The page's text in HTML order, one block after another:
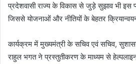
प्रदेशवासी राज्य के विकास से जुड़े सुझाव भी इस
जिससे योजनाओं और नीतियों के बेहतर
कार्यक्रम में मुख्यमंत्री के सचिव एवं सचिव,
राहुल भगत ने प्रस्तुतीकरण के माध्यम से